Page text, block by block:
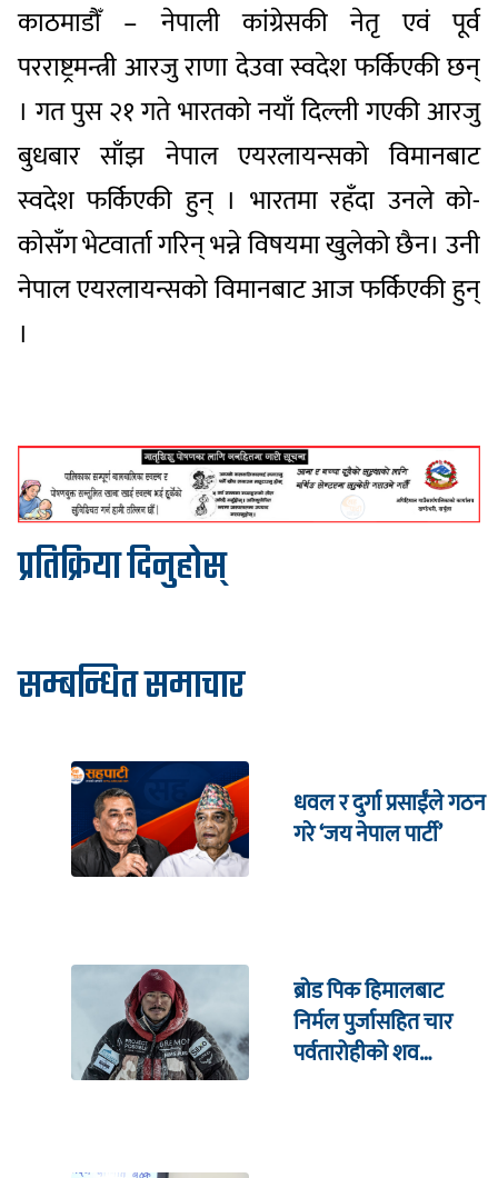
काठमाडौँ – नेपाली कांग्रेसकी नेतृ एवं पूर्व
परराष्ट्रमन्त्री आरजु राणा देउवा स्वदेश फर्किएकी छन्
। गत पुस २१ गते भारतको नयाँ दिल्ली गएकी आरजु
बुधबार साँझ नेपाल एयरलायन्सको विमानबाट
स्वदेश फर्किएकी हुन् । भारतमा रहँदा उनले को-
कोसँग भेटवार्ता गरिन् भन्ने विषयमा खुलेको छैन। उनी
नेपाल एयरलायन्सको विमानबाट आज फर्किएकी हुन्
।
प्रतिक्रिया दिनुहोस्
सम्बन्धित समाचार
धवल र दुर्गा प्रसाईंले गठन
गरे ‘जय नेपाल पार्टी’
ब्रोड पिक हिमालबाट
निर्मल पुर्जासहित चार
पर्वतारोहीको शव